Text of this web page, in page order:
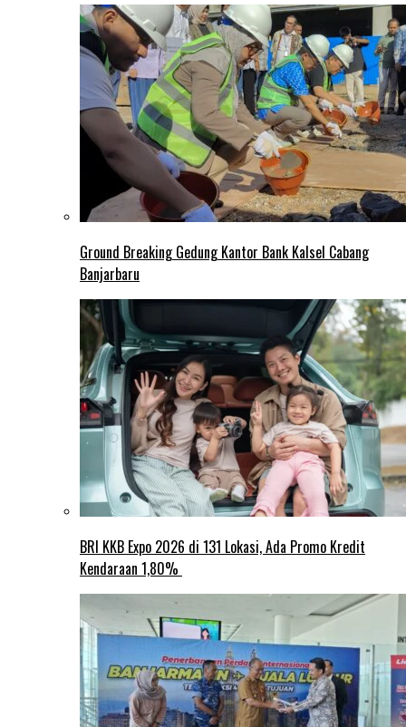
Ground Breaking Gedung Kantor Bank Kalsel Cabang
Banjarbaru
BRI KKB Expo 2026 di 131 Lokasi, Ada Promo Kredit
Kendaraan 1,80%